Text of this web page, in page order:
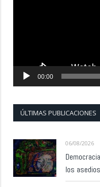
00:00
ÚLTIMAS PUBLICACIONES
06/08/2026
los